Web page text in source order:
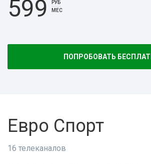
599
РУБ
МЕС
ПОПРОБОВАТЬ
Евро Спорт
16 телеканалов